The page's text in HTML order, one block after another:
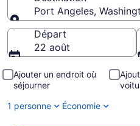
Port Angeles,
Destination
Départ
22 août
Ajouter un endroit où
séjourner
1 personne
Économie